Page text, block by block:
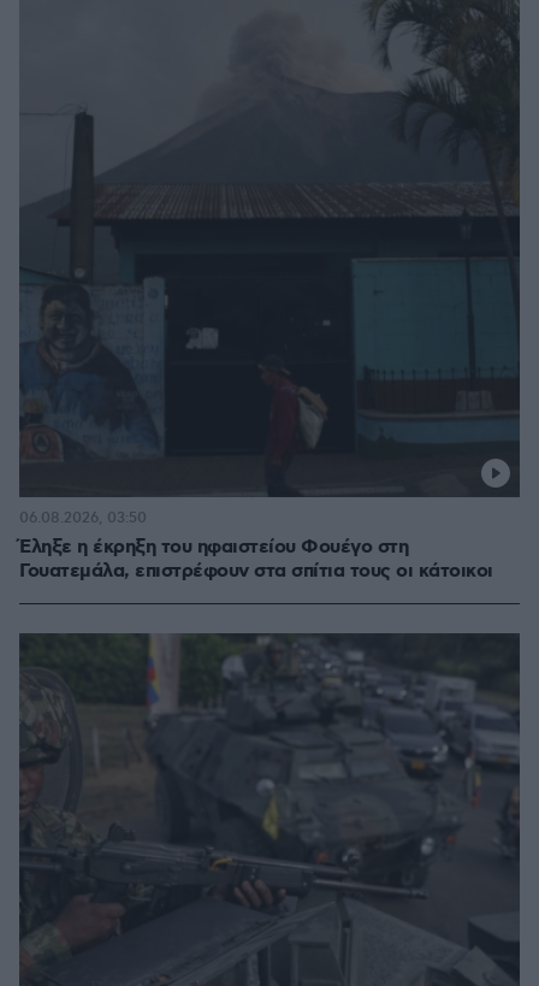
Έληξε η έκρηξη του ηφαιστείου Φουέγο στη
Γουατεμάλα, επιστρέφουν στα σπίτια τους οι κάτοικοι
06.08.2026, 03:50